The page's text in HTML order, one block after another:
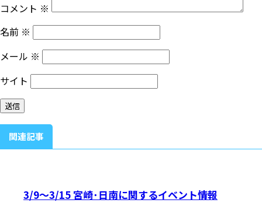
コメント ※
名前 ※
メール ※
サイト
関連記事
3/9〜3/15 宮崎･日南に関するイベント情報